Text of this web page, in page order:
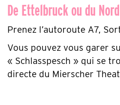
De Ettelbruck ou du Nord
Prenez l’autoroute A7,
Vous pouvez vous garer
« Schlasspesch » qui se
directe du Mierscher